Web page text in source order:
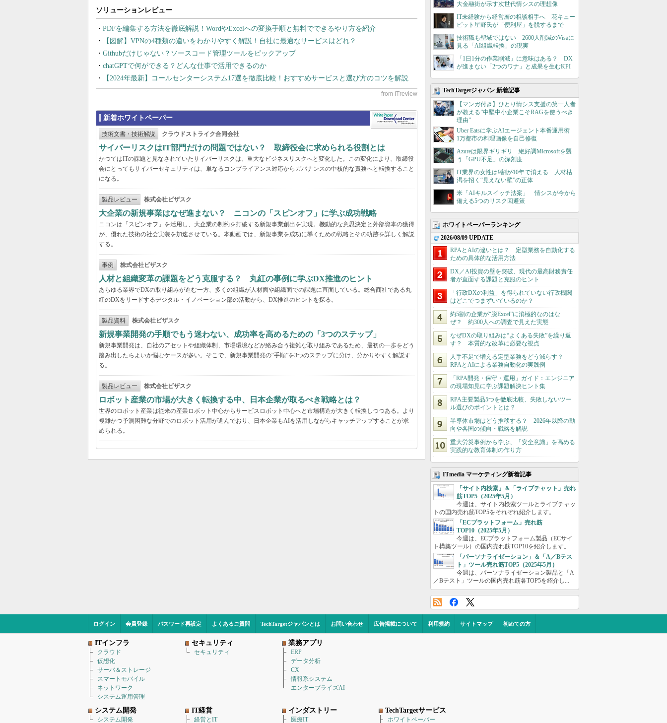
PDFを編集する方法を徹底解説！WordやExcelへの変換手順と無料でできるやり方を紹介
【図解】VPNの4種類の違いをわかりやすく解説！自社に最適なサービスはどれ？
Githubだけじゃない？ソースコード管理ツールをピックアップ
chatGPTで何ができる？どんな仕事で活用できるのか
【2024年最新】コールセンターシステム17選を徹底比較！おすすめサービスと選び方のコツを解説
新着ホワイトペーパー
技術文書・技術解説 クラウドストライク合同会社
サイバーリスクはIT部門だけの問題ではない？ 取締役会に求められる役割とは
かつてはITの課題と見なされていたサイバーリスクは、重大なビジネスリスクへと変化した。この変化により、取締役
会にとってもサイバーセキュリティは、単なるコンプライアンス対応からガバナンスの中核的な責務へと転換すること
になる。
製品レビュー 株式会社ビザスク
大企業の新規事業はなぜ進まない？ ニコンの「スピンオフ」に学ぶ成功戦略
ニコンは「スピンオフ」を活用し、大企業の制約を打破する新規事業創出を実現。機動的な意思決定と外部資本の獲得
が、優れた技術の社会実装を加速させている。本動画では、新規事業を成功に導くための戦略とその軌跡を詳しく解説
する。
事例 株式会社ビザスク
人材と組織変革の課題をどう克服する？ 丸紅の事例に学ぶDX推進のヒント
あらゆる業界でDXの取り組みが進む一方、多くの組織が人材面や組織面での課題に直面している。総合商社である丸
紅のDXをリードするデジタル・イノベーション部の活動から、DX推進のヒントを探る。
製品資料 株式会社ビザスク
新規事業開発の手順でもう迷わない、成功率を高めるための「3つのステップ」
新規事業開発は、自社のアセットや組織体制、市場環境などが絡み合う複雑な取り組みであるため、最初の一歩をどう
踏み出したらよいか悩むケースが多い。そこで、新規事業開発の“手順”を3つのステップに分け、分かりやすく解説す
る。
製品レビュー 株式会社ビザスク
ロボット産業の市場が大きく転換する中、日本企業が取るべき戦略とは？
世界のロボット産業は従来の産業ロボット中心からサービスロボット中心へと市場構造が大きく転換しつつある。より
複雑かつ予測困難な分野でのロボット活用が進んでおり、日本企業もAIを活用しながらキャッチアップすることが求
められる。
大金融街が示す次世代情シスの理想像
IT未経験から経営層の相談相手へ 花キュー
ピット星野氏が「便利屋」を脱するまで
技術職も聖域ではない 2600人削減のVisaに
見る「AI組織転換」の現実
「1日1分の作業削減」に意味はある？ DX
が進まない「2つのワナ」と成果を生むKPI
TechTargetジャパン 新着記事
【マンガ付き】ひとり情シス支援の第一人者
が教える”中堅中小企業こそRAGを使うべき
理由”
Uber Eatsに学ぶAIエージェント本番運用術
1万都市の料理画像を自己修復
Azureは限界ギリギリ 絶好調Microsoftを襲
う「GPU不足」の深刻度
IT業界の女性は9割が10年で消える 人材枯
渇を招く“見えない壁”の正体
米「AIキルスイッチ法案」 情シスが今から
備える5つのリスク回避策
ホワイトペーパーランキング
2026/08/09 UPDATE
RPAとAIの違いとは？ 定型業務を自動化する
ための具体的な活用方法
DX／AI投資の壁を突破、現代の最高財務責任
者が直面する課題と克服のヒント
「行政DXの利益」を得られていない行政機関
はどこでつまずいているのか？
約5割の企業が“脱Excel”に消極的なのはな
ぜ？ 約300人への調査で見えた実態
なぜDXの取り組みは“よくある失敗”を繰り返
す？ 本質的な改革に必要な視点
人手不足で増える定型業務をどう減らす？
RPAとAIによる業務自動化の実践例
「RPA開発・保守・運用」ガイド：エンジニア
の現場知見に学ぶ課題解決ヒント集
RPA主要製品5つを徹底比較、失敗しないツー
ル選びのポイントとは？
半導体市場はどう推移する？ 2026年以降の動
向や各国の傾向・戦略を解説
重大労災事例から学ぶ、「安全意識」を高める
実践的な教育体制の作り方
ITmedia マーケティング新着記事
「サイト内検索」＆「ライブチャット」売れ
筋TOP5（2025年5月）
今週は、サイト内検索ツールとライブチャッ
トの国内売れ筋TOP5をそれぞれ紹介します。
「ECプラットフォーム」売れ筋
TOP10（2025年5月）
今週は、ECプラットフォーム製品（ECサイ
ト構築ツール）の国内売れ筋TOP10を紹介します。
「パーソナライゼーション」＆「A／Bテス
ト」ツール売れ筋TOP5（2025年5月）
今週は、パーソナライゼーション製品と「A
／Bテスト」ツールの国内売れ筋各TOP5を紹介し...
ログイン 会員登録 パスワード再設定 よくあるご質問 TechTargetジャパンとは お問い合わせ 広告掲載について 利用規約 サイトマップ 初めての方
ITインフラ
クラウド
仮想化
サーバ＆ストレージ
スマートモバイル
ネットワーク
システム運用管理
セキュリティ
セキュリティ
業務アプリ
ERP
データ分析
CX
情報系システム
エンタープライズAI
システム開発
システム開発
IT経営
経営とIT
インダストリー
医療IT
TechTargetサービス
ホワイトペーパー